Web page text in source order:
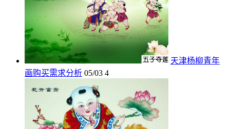
天津杨柳青年
画购买需求分析 05/03 4